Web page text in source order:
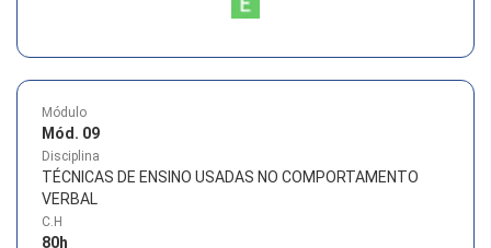
Módulo
Mód. 09
Disciplina
TÉCNICAS DE ENSINO USADAS NO COMPORTAMENTO
VERBAL
C.H
80h